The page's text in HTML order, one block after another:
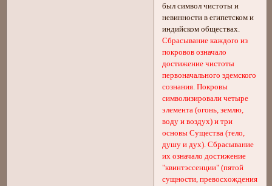
был символ чистоты и
невинности в египетском и
индийском обществах.
Сбрасывание каждого из
покровов означало
достижение чистоты
первоначального эдемского
сознания. Покровы
символизировали четыре
элемента (огонь, землю,
воду и воздух) и три
основы Существа (тело,
душу и дух). Сбрасывание
их означало достижение
"квинтэссенции" (пятой
сущности, превосхождения